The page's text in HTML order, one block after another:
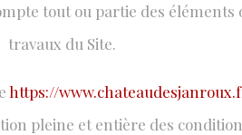
tout ou partie des éléments
travaux du Site.
https://
pleine et entière des